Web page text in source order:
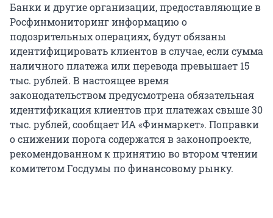
Банки и другие организации, предоставляющие в
Росфинмониторинг информацию о
подозрительных операциях, будут обязаны
идентифицировать клиентов в случае, если сумма
наличного платежа или перевода превышает 15
тыс. рублей. В настоящее время
законодательством предусмотрена обязательная
идентификация клиентов при платежах свыше 30
тыс. рублей, сообщает ИА «Финмаркет». Поправки
о снижении порога содержатся в законопроекте,
рекомендованном к принятию во втором чтении
комитетом Госдумы по финансовому рынку.